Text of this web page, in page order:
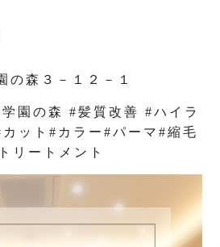
の森３－１２－１
園の森 #髪質改善 #ハイラ
ット#カラー#パーマ#縮毛
リートメント